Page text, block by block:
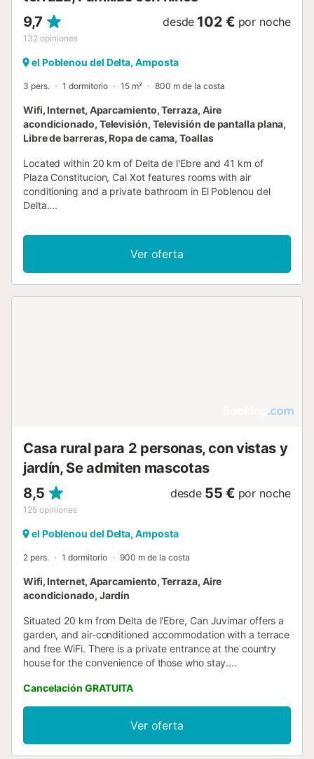
9,7
132 opiniones
desde 102 € por noche
el Poblenou del Delta, Amposta
3 pers. 1 dormitorio 15 m² 800 m de la costa
Wifi, Internet, Aparcamiento, Terraza, Aire
acondicionado, Televisión, Televisión de pantalla plana,
Libre de barreras, Ropa de cama, Toallas
Located within 20 km of Delta de l'Ebre and 41 km of
Plaza Constitucion, Cal Xot features rooms with air
conditioning and a private bathroom in El Poblenou del
Delta....
Ver oferta
Casa rural para 2 personas, con vistas y
jardín, Se admiten mascotas
8,5
125 opiniones
desde 55 € por noche
el Poblenou del Delta, Amposta
2 pers. 1 dormitorio 900 m de la costa
Wifi, Internet, Aparcamiento, Terraza, Aire
acondicionado, Jardín
Situated 20 km from Delta de l'Ebre, Can Juvimar offers a
garden, and air-conditioned accommodation with a terrace
and free WiFi. There is a private entrance at the country
house for the convenience of those who stay....
Cancelación GRATUITA
Ver oferta